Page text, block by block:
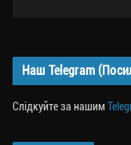
Наш Telegram
Слідкуйте за нашим